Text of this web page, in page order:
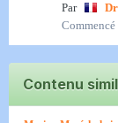
Par
Commencé
Contenu